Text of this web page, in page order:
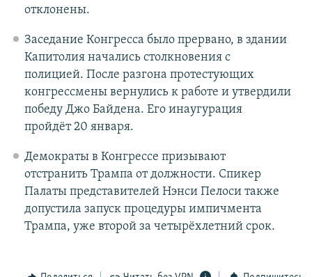
отклонены.
Заседание Конгресса было прервано, в здании
Капитолия начались столкновения с
полицией. После разгона протестующих
конгрессмены вернулись к работе и утвердили
победу Джо Байдена. Его инаугурация
пройдёт 20 января.
Демократы в Конгрессе призывают
отстранить Трампа от должности. Спикер
Палаты представителей Нэнси Пелоси также
допустила запуск процедуры импичмента
Трампа, уже второй за четырёхлетний срок.